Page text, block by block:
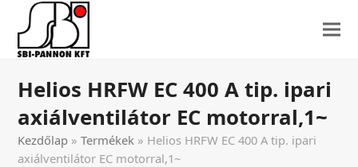
Helios HRFW EC 400 A tip. ipari
axiálventilátor EC motorral,1~
Kezdőlap »Termékek » Helios HRFW EC 400 A tip. ipari
axiálventilátor EC motorral,1~